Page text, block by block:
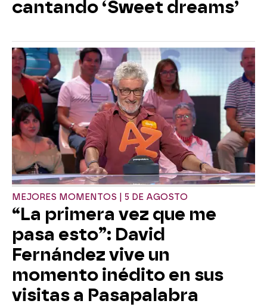
cantando ‘Sweet dreams’
MEJORES MOMENTOS | 5 DE AGOSTO
“La primera vez que me
pasa esto”: David
Fernández vive un
momento inédito en sus
visitas a Pasapalabra